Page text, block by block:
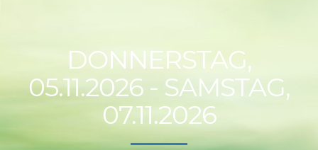
DONNERSTAG,
05.11.2026 - SAMSTAG,
07.11.2026